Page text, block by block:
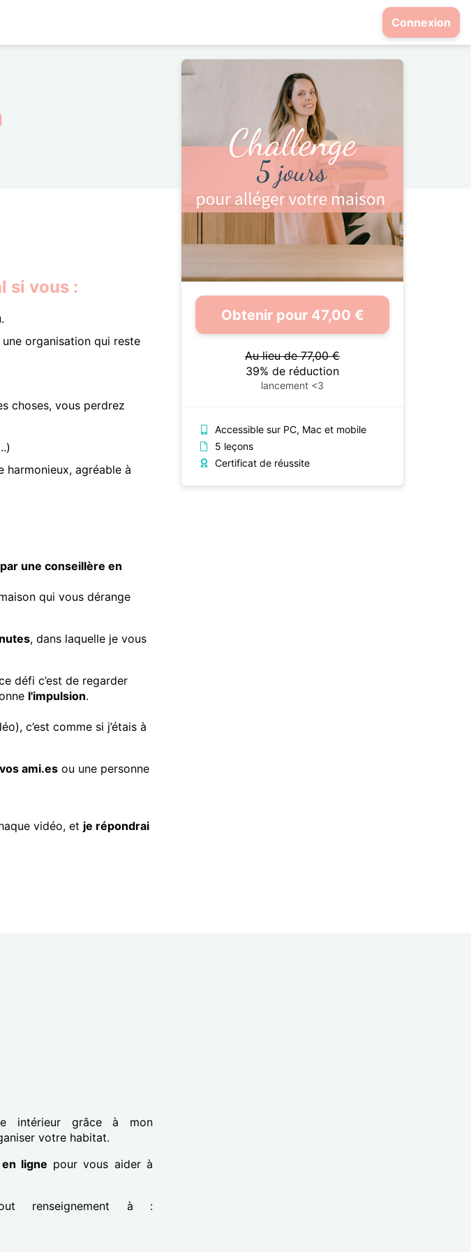
Connexion
Obtenir pour 47,00 €
Au lieu de 77,00 €
39% de réduction
lancement <3
Accessible sur PC, Mac et mobile
5 leçons
Certificat de réussite
si vous :
organisation qui reste
choses, vous perdrez
harmonieux, agréable à
une conseillère en
qui vous dérange
, dans laquelle je vous
défi c’est de regarder
l'impulsion.
c’est comme si j’étais à
ami.es ou une personne
vidéo, et je répondrai
intérieur grâce à mon
votre habitat.
ligne pour vous aider à
renseignement à :